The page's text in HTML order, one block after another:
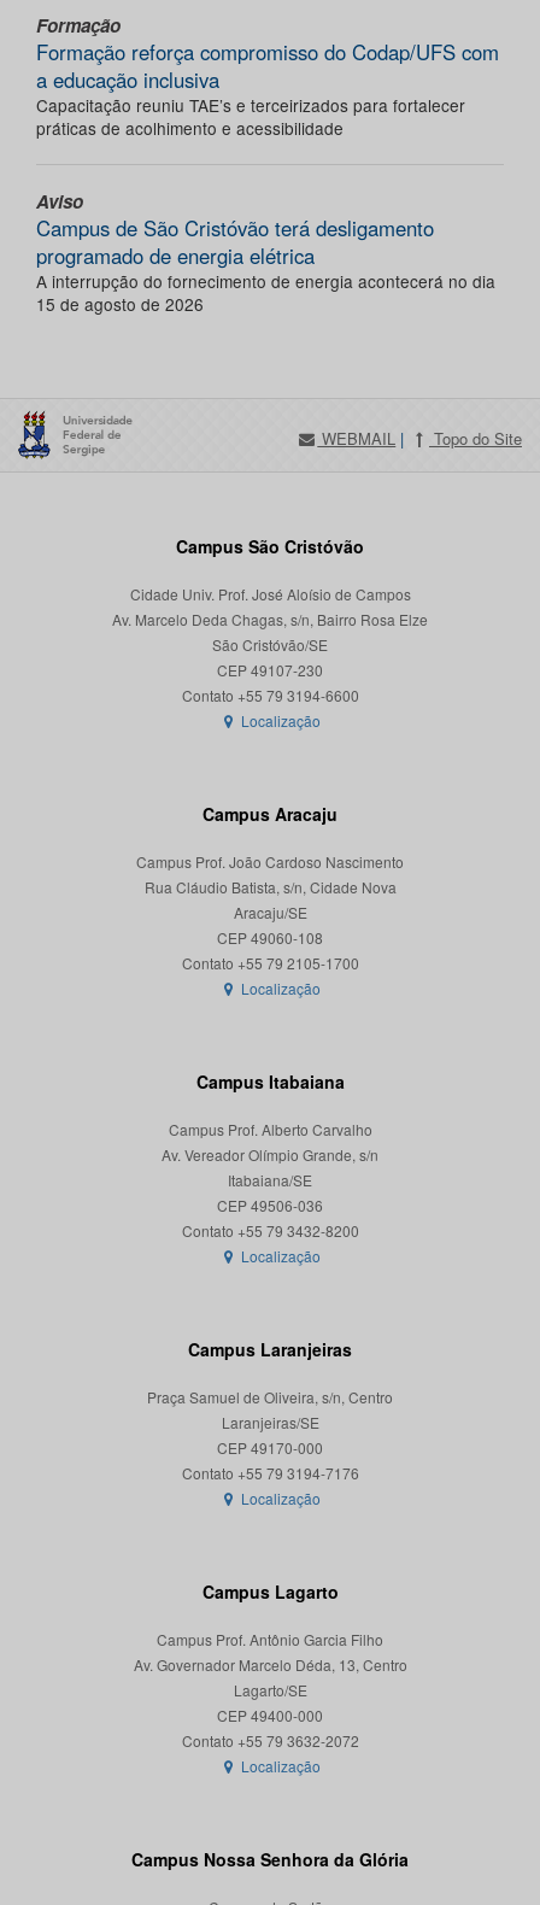
Formação
Formação reforça compromisso do Codap/UFS com
a educação inclusiva
Capacitação reuniu TAE’s e terceirizados para fortalecer
práticas de acolhimento e acessibilidade
Aviso
Campus de São Cristóvão terá desligamento
programado de energia elétrica
A interrupção do fornecimento de energia acontecerá no dia
15 de agosto de 2026
WEBMAIL | Topo do Site
Campus São Cristóvão
Cidade Univ. Prof. José Aloísio de Campos
Av. Marcelo Deda Chagas, s/n, Bairro Rosa Elze
São Cristóvão/SE
CEP 49107-230
Localização
Campus Aracaju
Campus Prof. João Cardoso Nascimento
Rua Cláudio Batista, s/n, Cidade Nova
Aracaju/SE
CEP 49060-108
Localização
Campus Itabaiana
Campus Prof. Alberto Carvalho
Av. Vereador Olímpio Grande, s/n
Itabaiana/SE
CEP 49506-036
Localização
Campus Laranjeiras
Praça Samuel de Oliveira, s/n, Centro
Laranjeiras/SE
CEP 49170-000
Localização
Campus Lagarto
Campus Prof. Antônio Garcia Filho
Av. Governador Marcelo Déda, 13, Centro
Lagarto/SE
CEP 49400-000
Localização
Campus Nossa Senhora da Glória